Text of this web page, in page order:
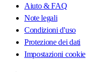
Aiuto & FAQ
Note legali
Condizioni d'uso
Protezione dei dati
Impostazioni cookie